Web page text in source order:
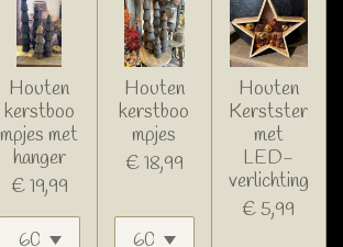
Houten
kerstboo
mpjes met
hanger
€ 19,99
Houten
kerstboo
mpjes
€ 18,99
Houten
Kerstster
met
LED-
verlichting
€ 5,99